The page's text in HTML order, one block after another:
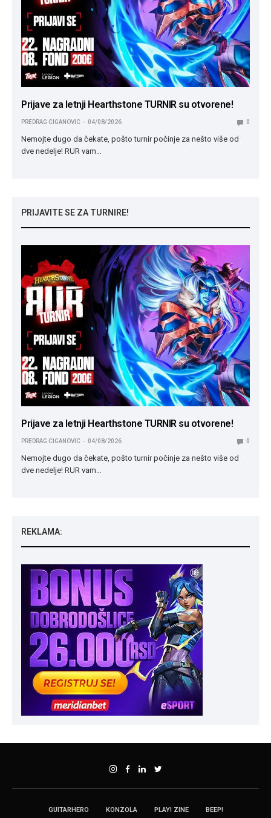
Prijave za letnji Hearthstone TURNIR su otvorene!
PREDRAG CIGANOVIC 04/08/2026 0
Nemojte dugo da čekate, pošto turnir počinje za nešto više od
dve nedelje! RUR vam…
PRIJAVITE SE ZA TURNIRE!
Prijave za letnji Hearthstone TURNIR su otvorene!
PREDRAG CIGANOVIC 04/08/2026 0
Nemojte dugo da čekate, pošto turnir počinje za nešto više od
dve nedelje! RUR vam…
REKLAMA:
GUITARHERO KONZOLA PLAY! ZINE BEEP!